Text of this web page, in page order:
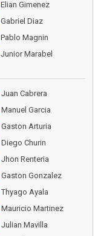
Elian Gimenez
Gabriel Diaz
Pablo Magnin
Junior Marabel
Juan Cabrera
Manuel Garcia
Gaston Arturia
Diego Churin
Jhon Renteria
Gaston Gonzalez
Thyago Ayala
Mauricio Martinez
Julian Mavilla